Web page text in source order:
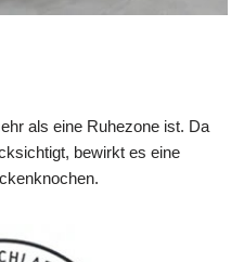
als eine Ruhezone ist. Da
bewirkt es eine